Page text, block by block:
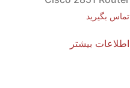
تماس بگیرید
اطلاعات بیشتر